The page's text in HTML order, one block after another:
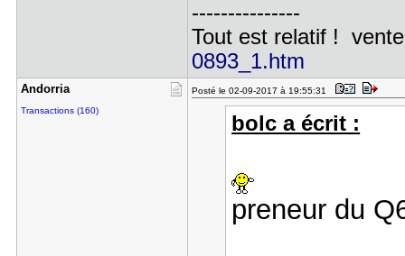
---------------
Tout est relatif !
0893_1.htm
Andorria
Transactions (160)
Posté le 02-09-2017 à 19:55:31
bolc a écrit :
preneur du